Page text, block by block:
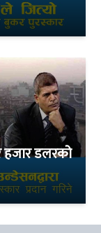
हजार डलरको